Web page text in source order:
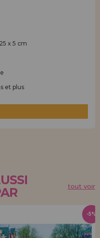
x 5 cm
et plus
tout voir
-5%